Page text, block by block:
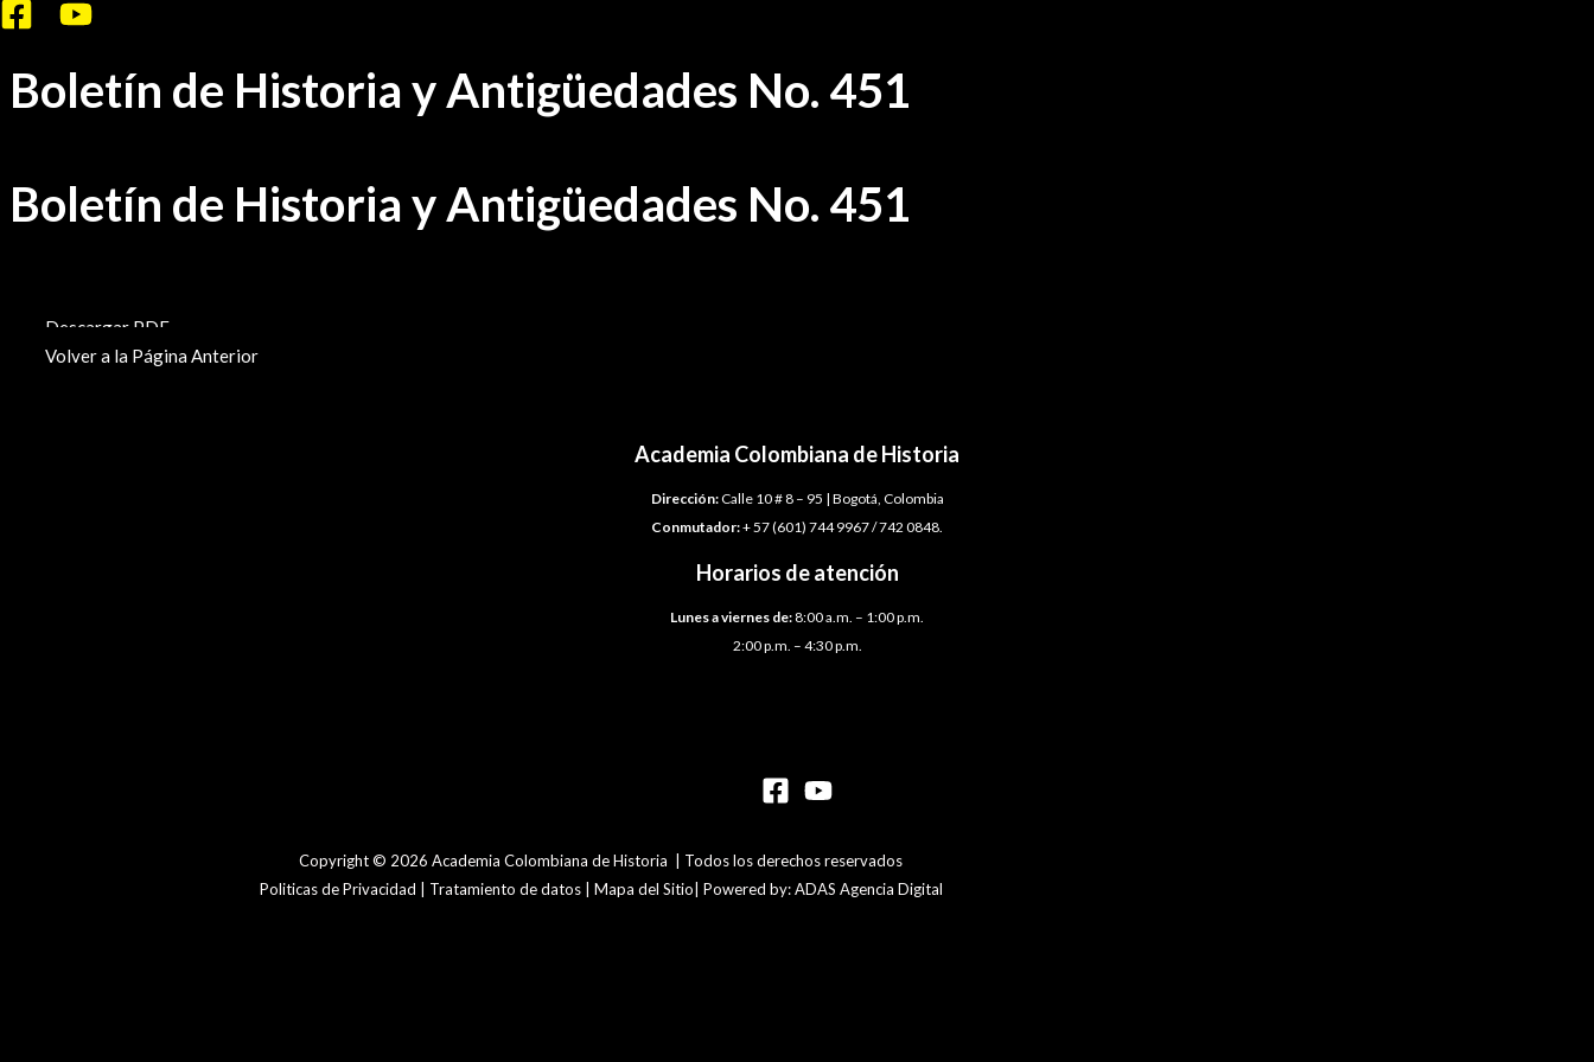
Ir
contenido
Boletín de Historia y Antigüedades No. 451
Boletín de Historia y Antigüedades No. 451
Descargar PDF
Volver a la Página Anterior
Academia Colombiana de Historia
Dirección:Calle 10 # 8 – 95 | Bogotá, Colombia
Conmutador:+ 57 (601) 744 9967 / 742 0848.
Horarios de atención
Lunes a viernes de:8:00 a.m. – 1:00 p.m.
2:00 p.m. – 4:30 p.m.
Copyright © 2026 Academia Colombiana de Historia | Todos los derechos reservados
Politicas de Privacidad | Tratamiento de datos | Mapa del Sitio| Powered by: ADAS Agencia Digital